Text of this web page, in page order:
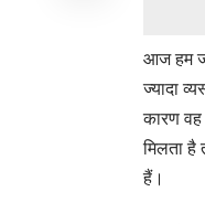
आज हम
ज्यादा
कारण वह
मिलता
हैं।